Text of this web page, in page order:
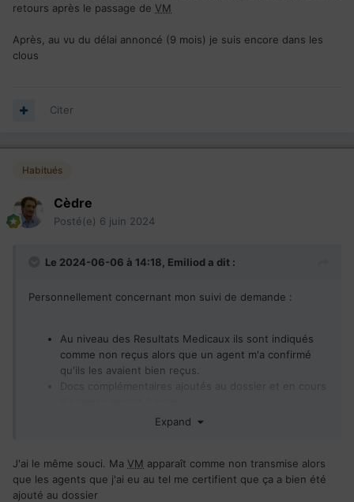
retours après le passage de VM
Après, au vu du délai annoncé (9 mois) je suis encore dans les
clous
Citer
Habitués
Cèdre
Posté(e) 6 juin 2024
Le 2024-06-06 à 14:18, Emilioda dit :
Personnellement concernant mon suivi de demande :
Au niveau des Resultats Medicaux ils sont indiqués
comme non reçus alors que un agent m'a confirmé
qu'ils les avaient bien reçus.
Docs complémentaires ajoutés au dossier et en cours
Antécédents en cours de vérification depuis plus de
Au vu de tout ca je ne sais pas vraiment si le suivi est fiable,
ou alors cela dépend des personnes
Expand
J'ai le même souci. Ma VM apparaît comme non transmise alors
que les agents que j'ai eu au tel me certifient que ça a bien été
ajouté au dossier